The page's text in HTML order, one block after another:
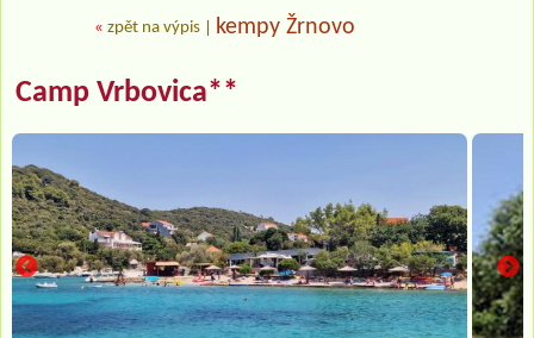
« zpět na výpis kempy Žrnovo
Camp Vrbovica**